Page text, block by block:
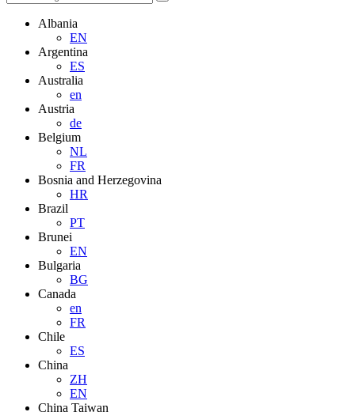
Albania
EN
Argentina
ES
Australia
en
Austria
de
Belgium
NL
FR
Bosnia and Herzegovina
HR
Brazil
PT
Brunei
EN
Bulgaria
BG
Canada
en
FR
Chile
ES
China
ZH
EN
China Taiwan